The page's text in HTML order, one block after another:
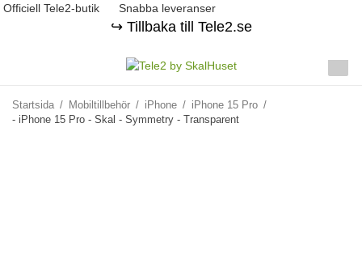
Officiell Tele2-butik Snabba leveranser
↪️ Tillbaka till Tele2.se
Startsida / Mobiltillbehör / iPhone / iPhone 15 Pro /
- iPhone 15 Pro - Skal - Symmetry - Transparent